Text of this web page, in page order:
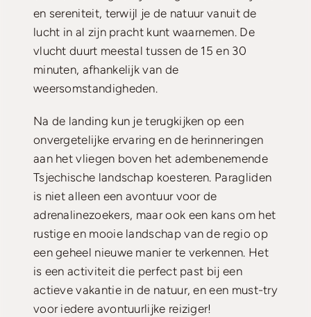
en sereniteit, terwijl je de natuur vanuit de
lucht in al zijn pracht kunt waarnemen. De
vlucht duurt meestal tussen de 15 en 30
minuten, afhankelijk van de
weersomstandigheden.
Na de landing kun je terugkijken op een
onvergetelijke ervaring en de herinneringen
aan het vliegen boven het adembenemende
Tsjechische landschap koesteren. Paragliden
is niet alleen een avontuur voor de
adrenalinezoekers, maar ook een kans om het
rustige en mooie landschap van de regio op
een geheel nieuwe manier te verkennen. Het
is een activiteit die perfect past bij een
actieve vakantie in de natuur, en een must-try
voor iedere avontuurlijke reiziger!